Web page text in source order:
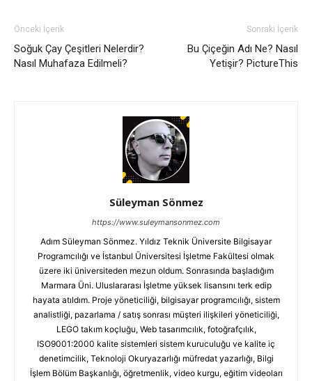
Önceki İçerik
Soğuk Çay Çeşitleri Nelerdir?
Nasıl Muhafaza Edilmeli?
Sonraki İçerik
Bu Çiçeğin Adı Ne? Nasıl
Yetişir? PictureThis
Süleyman Sönmez
https://www.suleymansonmez.com
Adım Süleyman Sönmez. Yıldız Teknik Üniversite Bilgisayar
Programcılığı ve İstanbul Üniversitesi İşletme Fakültesi olmak
üzere iki üniversiteden mezun oldum. Sonrasında başladığım
Marmara Üni. Uluslararası İşletme yüksek lisansını terk edip
hayata atıldım. Proje yöneticiliği, bilgisayar programcılığı, sistem
analistliği, pazarlama / satış sonrası müşteri ilişkileri yöneticiliği,
LEGO takım koçluğu, Web tasarımcılık, fotoğrafçılık,
ISO9001:2000 kalite sistemleri sistem kuruculuğu ve kalite iç
denetimcilik, Teknoloji Okuryazarlığı müfredat yazarlığı, Bilgi
İşlem Bölüm Başkanlığı, öğretmenlik, video kurgu, eğitim videoları